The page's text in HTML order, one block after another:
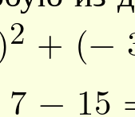
2 + (−
− 15